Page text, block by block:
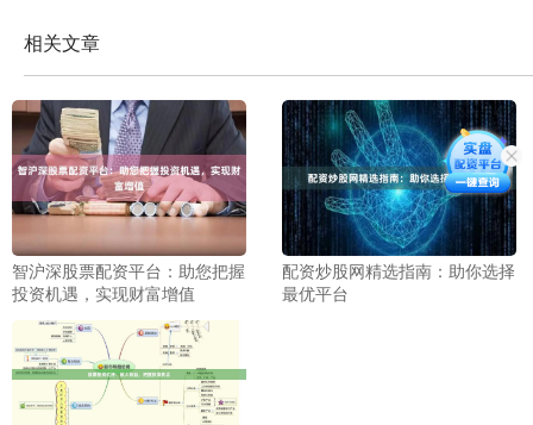
相关文章
智沪深股票配资平台：助您把握
投资机遇，实现财富增值
配资炒股网精选指南：助你选择
最优平台